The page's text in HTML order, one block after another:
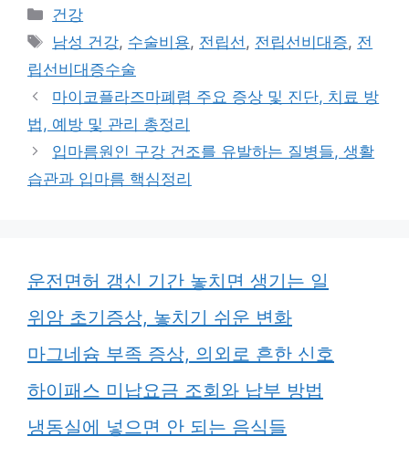
카
테
고
리
건강
태
그
남성 건강, 수술비용, 전립선 , 전립선비대증, 전
립선비대증수술
마이코플라즈마폐렴 주요 증상 및 진단, 치료 방
법, 예방 및 관리 총정리
입마름원인 구강 건조를 유발하는 질병들, 생활
습관과 입마름 핵심정리
운전면허 갱신 기간 놓치면 생기는 일
위암 초기증상, 놓치기 쉬운 변화
마그네슘 부족 증상, 의외로 흔한 신호
하이패스 미납요금 조회와 납부 방법
냉동실에 넣으면 안 되는 음식들